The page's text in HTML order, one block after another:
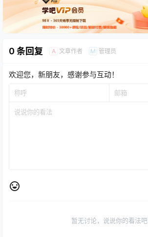
0 条回复 A 文章作者 M 管理员
欢迎您，新朋友，感谢参与互动！
暂无讨论，说说你的看法吧